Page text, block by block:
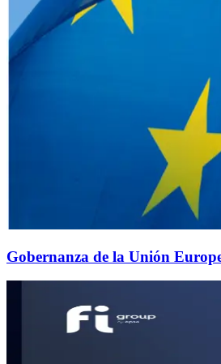
Gobernanza de la Unión